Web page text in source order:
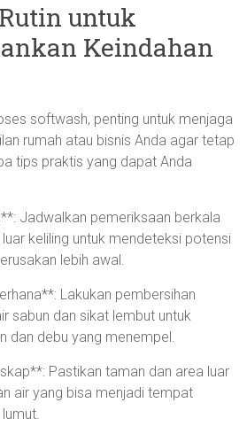
untuk
Keindahan
softwash, penting untuk menjaga
rumah atau bisnis Anda agar tetap
tips praktis yang dapat Anda
Jadwalkan pemeriksaan berkala
keliling untuk mendeteksi potensi
lebih awal.
Lakukan pembersihan
sabun dan sikat lembut untuk
dan debu yang menempel.
Pastikan taman dan area luar
air yang bisa menjadi tempat